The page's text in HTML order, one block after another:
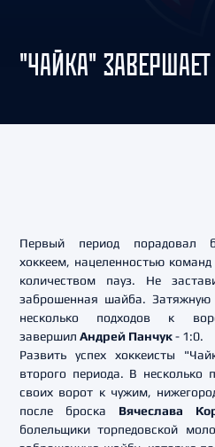
"ЧАЙКА"
Первый период порадовал
хоккеем, нацеленностью
количеством пауз. Не
заброшенная шайба.
несколько подходов к
завершил Андрей Панчук- 1:0.
Развить успех хоккеисты
второго периода. В несколько
своих ворот к чужим,
после броска Вячеслава
болельщики торпедовской